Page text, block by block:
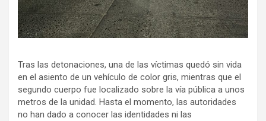
Tras las detonaciones, una de las víctimas quedó sin vida
en el asiento de un vehículo de color gris, mientras que el
segundo cuerpo fue localizado sobre la vía pública a unos
metros de la unidad. Hasta el momento, las autoridades
no han dado a conocer las identidades ni las